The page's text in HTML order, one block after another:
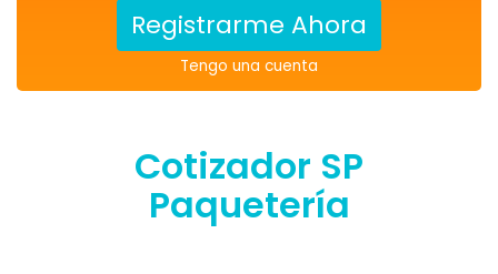
Registrarme Ahora
Tengo una cuenta
Cotizador SP
Paquetería